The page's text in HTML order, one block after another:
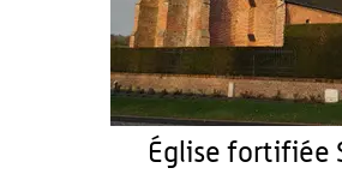
Église fortifiée